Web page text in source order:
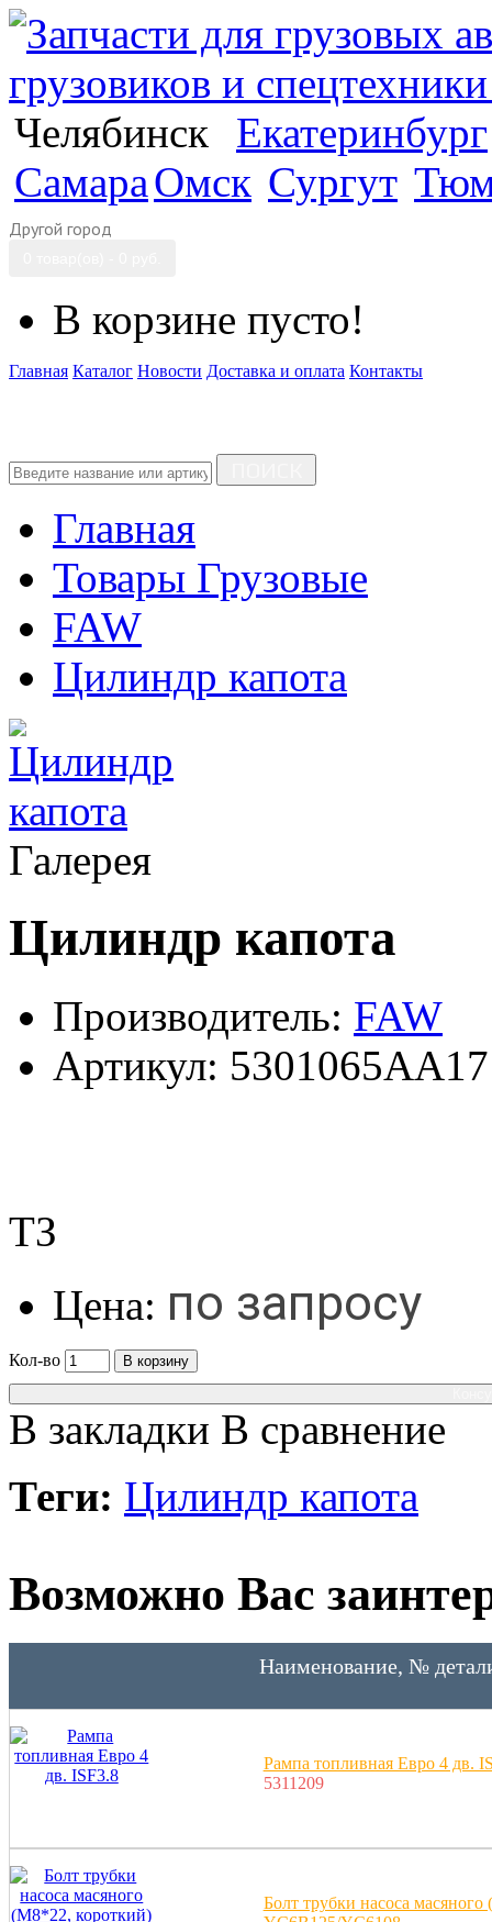
Челябинск
Екатеринбург
СамараОмск Сургут
Другой город
В корзине пусто!
Главная Каталог Новости Доставка и оплата Контакты
Главная
Товары Грузовые
FAW
Цилиндр капота
Галерея
Цилиндр капота
Производитель: FAW
Артикул: 5301065AA17
ТЗ
Цена: по запросу
Кол-во
В корзину
В закладки В сравнение
Теги: Цилиндр капота
Возможно Вас
Наименование, №
Рампа топливная Eвро 4 дв.
5311209
Болт трубки насоса